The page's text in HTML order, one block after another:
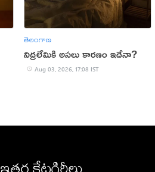
తెలంగాణ
నిద్రలేమికి అసలు కారణం ఇదేనా?
Aug 03, 2026, 17:08 IST